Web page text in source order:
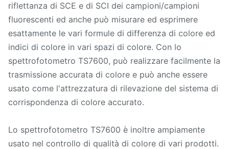
riflettanza di SCE e di SCI dei campioni/campioni
fluorescenti ed anche può misurare ed esprimere
esattamente le vari formule di differenza di colore ed
indici di colore in vari spazi di colore. Con lo
spettrofotometro TS7600, può realizzare facilmente la
trasmissione accurata di colore e può anche essere
usato come l'attrezzatura di rilevazione del sistema di
corrispondenza di colore accurato.
Lo spettrofotometro TS7600 è inoltre ampiamente
usato nel controllo di qualità di colore di vari prodotti.